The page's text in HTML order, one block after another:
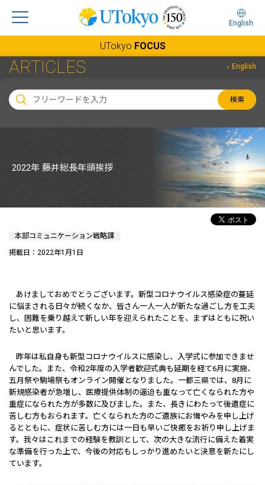
English
UTokyo FOCUS
ARTICLES English
検索
2022年 藤井総長年頭挨拶
本部コミュニケーション戦略課
掲載日：2022年1月1日
あけましておめでとうございます。新型コロナウイルス感染症の蔓延
に悩まされる日々が続くなか、皆さん一人一人が新たな過ごし方を工夫
し、困難を乗り越えて新しい年を迎えられたことを、まずはともに祝い
たいと思います。
昨年は私自身も新型コロナウイルスに感染し、入学式に参加できませ
んでした。また、令和2年度の入学者歓迎式典も延期を経て6月に実施、
五月祭や駒場祭もオンライン開催となりました。一都三県では、8月に
新規感染者が急増し、医療提供体制の逼迫も重なって亡くなられた方や
重症になられた方が多数に及びました。また、長きにわたって後遺症に
苦しむ方もおられます。亡くなられた方のご遺族にお悔やみを申し上げ
るとともに、症状に苦しむ方には一日も早いご快癒をお祈り申し上げま
す。我々はこれまでの経験を教訓として、次の大きな流行に備えた着実
な準備を行った上で、今後の対応もしっかり進めたいと決意を新たにし
ています。